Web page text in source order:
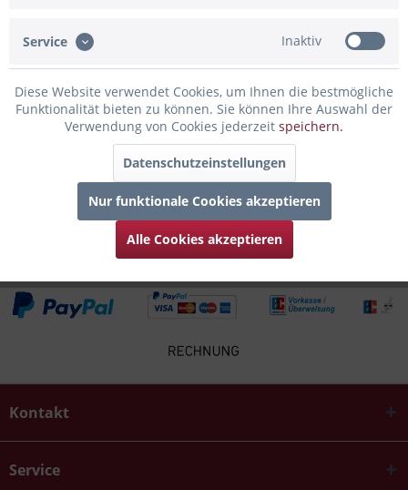
Bewertungen lesen, schreiben und diskutieren...mehr
Infos zum Hersteller
Folgende Infos zum Hersteller sind verfübar......
4
Kontakt
Service
Service Inaktiv
Diese Website verwendet Cookies, um Ihnen die bestmögliche
Funktionalität bieten zu können. Sie können Ihre Auswahl der
Verwendung von Cookies jederzeit speichern.
Datenschutzeinstellungen
Nur funktionale Cookies akzeptieren
Alle Cookies akzeptieren